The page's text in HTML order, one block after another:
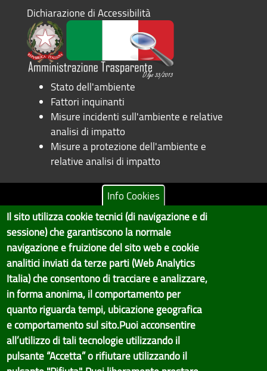
Dichiarazione di Accessibilità
Stato dell'ambiente
Fattori inquinanti
Misure incidenti sull'ambiente e relative
analisi di impatto
Misure a protezione dell'ambiente e
relative analisi di impatto
Copyright © 2017 Città metropolitana di Genova | CF:
80007350103
Il Portale è gestito dal Servizio Sistemi Informativi e Sviluppo Economico,
GenovaMetropoli
Tecnologie e Accessibilità
Info Cookies
Il sito utilizza cookie tecnici (di navigazione e di
sessione) che garantiscono la normale
navigazione e fruizione del sito web e cookie
analitici inviati da terze parti (Web Analytics
Italia) che consentono di tracciare e analizzare,
in forma anonima, il comportamento per
quanto riguarda tempi, ubicazione geografica
e comportamento sul sito.Puoi acconsentire
all’utilizzo di tali tecnologie utilizzando il
pulsante “Accetta” o rifiutare utilizzando il